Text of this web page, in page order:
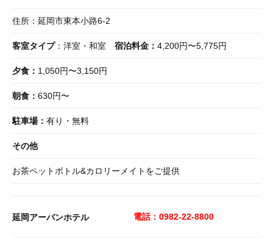
住所：延岡市東本小路6-2
客室タイプ：洋室・和室 宿泊料金： 4,200円〜5,775円
夕食： 1,050円〜3,150円
朝食： 630円〜
駐車場： 有り・無料
その他
お茶ペットボトル&カロリーメイトをご提供
延岡アーバンホテル 電話：0982-22-8800